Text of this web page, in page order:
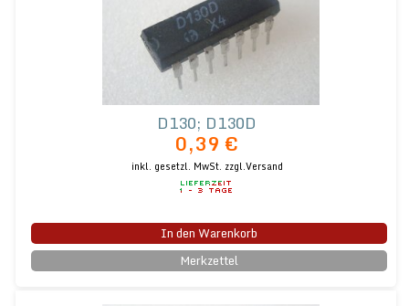
D130; D130D
0,39 €
inkl. gesetzl. MwSt. zzgl.Versand
In den Warenkorb
Merkzettel